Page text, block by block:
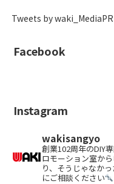
Tweets by waki_MediaPR
Facebook
Instagram
wakisangyo
創業102周年のDIY
ロモーション室か
り、そうじゃなか
にご相談ください